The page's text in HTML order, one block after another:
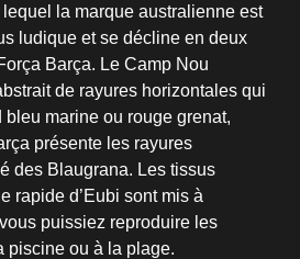
la marque australienne est
ludique et se décline en deux
Barça. Le Camp Nou
de rayures horizontales qui
bleu marine ou rouge grenat,
présente les rayures
des Blaugrana. Les tissus
rapide d’Eubi sont mis à
puissiez reproduire les
piscine ou à la plage.